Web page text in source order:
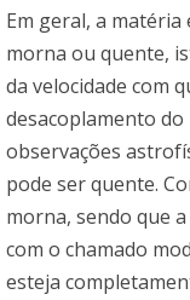
Em geral, a
morna ou quente,
da velocidade com
desacoplamento do
observações
pode ser quente.
morna, sendo que
com o chamado
esteja